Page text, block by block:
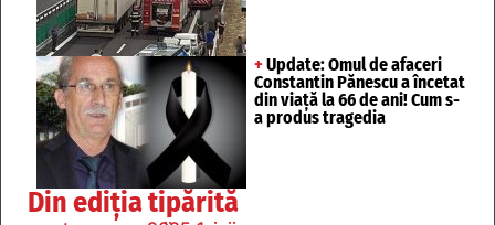
+ Update: Omul de afaceri
Constantin Pănescu a încetat
din viață la 66 de ani! Cum s-
a produs tragedia
Din ediția tipărită